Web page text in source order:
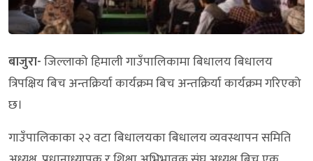
बाजुरा-जिल्लाको हिमाली गाउँपालिकामा बिधालय बिधालय
त्रिपक्षिय बिच अन्तक्रिर्या कार्यक्रम बिच अन्तक्रिर्या कार्यक्रम गरिएको
छ।
गाउँपालिकाका २२ वटा बिधालयका बिधालय व्यवस्थापन समिति